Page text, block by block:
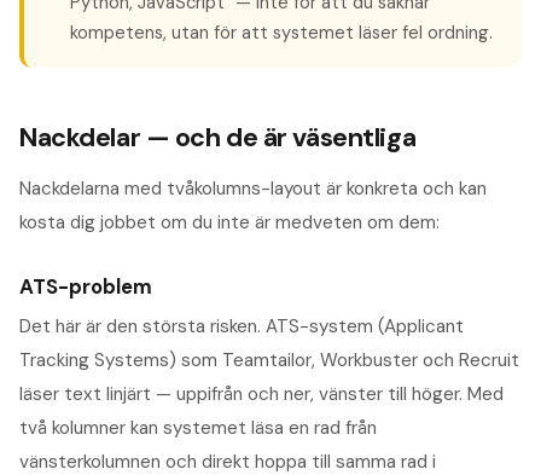
kompetens, utan för att systemet läser fel ordning.
Nackdelar — och de är väsentliga
Nackdelarna med tvåkolumns-layout är konkreta och kan
kosta dig jobbet om du inte är medveten om dem:
ATS-problem
Det här är den största risken. ATS-system (Applicant
Tracking Systems) som Teamtailor, Workbuster och Recruit
läser text linjärt — uppifrån och ner, vänster till höger. Med
två kolumner kan systemet läsa en rad från
vänsterkolumnen och direkt hoppa till samma rad i